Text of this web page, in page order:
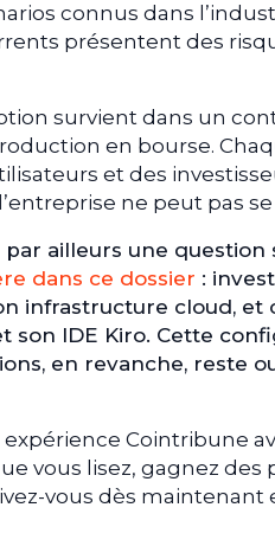
connus dans
présentent des
survient dans un
en bourse.
et des
ne peut pas
par ailleurs une
dans ce dossier :
infrastructure cloud,
son IDE Kiro. Cette
en revanche, reste
expérience Cointribune
vous lisez, gagnez
vous dès